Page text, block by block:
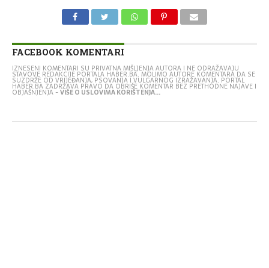
FACEBOOK KOMENTARI
IZNESENI KOMENTARI SU PRIVATNA MIŠLJENJA AUTORA I NE ODRAŽAVAJU
STAVOVE REDAKCIJE PORTALA HABER.BA. MOLIMO AUTORE KOMENTARA DA SE
SUZDRŽE OD VRIJEĐANJA, PSOVANJA I VULGARNOG IZRAŽAVANJA. PORTAL
HABER.BA ZADRŽAVA PRAVO DA OBRIŠE KOMENTAR BEZ PRETHODNE NAJAVE I
OBJAŠNJENJA -VIŠE O USLOVIMA KORIŠTENJA...